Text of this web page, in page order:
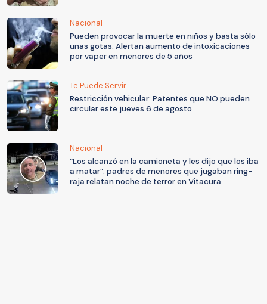
Nacional
Pueden provocar la muerte en niños y basta sólo
unas gotas: Alertan aumento de intoxicaciones
por vaper en menores de 5 años
Te Puede Servir
Restricción vehicular: Patentes que NO pueden
circular este jueves 6 de agosto
Nacional
“Los alcanzó en la camioneta y les dijo que los iba
a matar”: padres de menores que jugaban ring-
raja relatan noche de terror en Vitacura